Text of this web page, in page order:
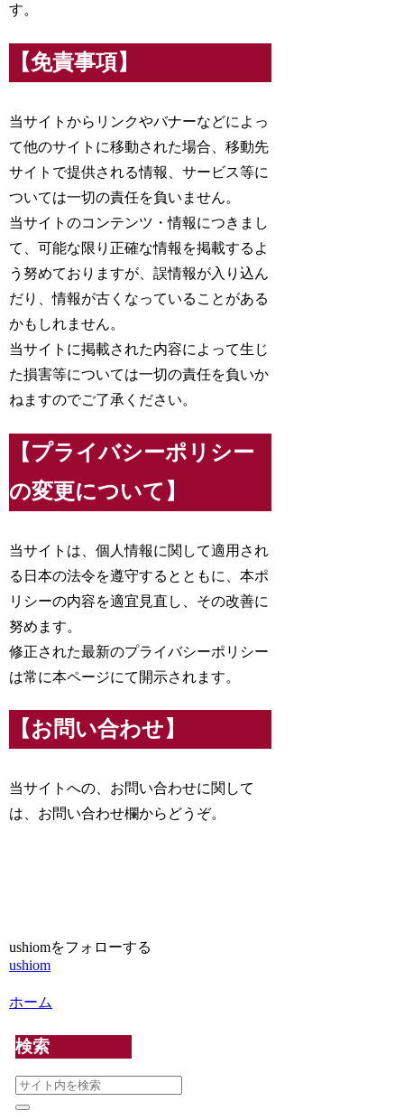
す。
【免責事項】
当サイトからリンクやバナーなどによっ
て他のサイトに移動された場合、移動先
サイトで提供される情報、サービス等に
ついては一切の責任を負いません。
当サイトのコンテンツ・情報につきまし
て、可能な限り正確な情報を掲載するよ
う努めておりますが、誤情報が入り込ん
だり、情報が古くなっていることがある
かもしれません。
当サイトに掲載された内容によって生じ
た損害等については一切の責任を負いか
ねますのでご了承ください。
【プライバシーポリシー
の変更について】
当サイトは、個人情報に関して適用され
る日本の法令を遵守するとともに、本ポ
リシーの内容を適宜見直し、その改善に
努めます。
修正された最新のプライバシーポリシー
は常に本ページにて開示されます。
【お問い合わせ】
当サイトへの、お問い合わせに関して
は、お問い合わせ欄からどうぞ。
ushiomをフォローする
ushiom
ホーム
検索